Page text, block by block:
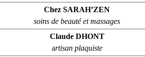
Chez SARAH’ZEN
soins de beauté et massages
Claude DHONT
artisan plaquiste